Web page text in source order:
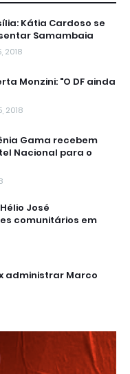
Kátia Cardoso se
Samambaia
2018
Monzini: "O DF ainda
2018
Gama recebem
Nacional para o
José
comunitários em
administrar Marco